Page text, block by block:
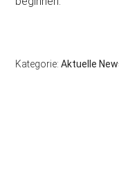
Kategorie:Aktuelle